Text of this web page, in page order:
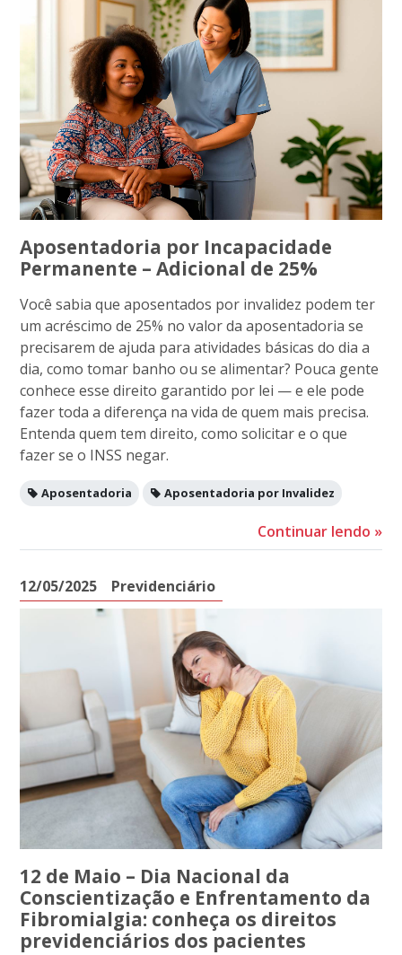
Aposentadoria por Incapacidade
Permanente – Adicional de 25%
Você sabia que aposentados por invalidez podem ter
um acréscimo de 25% no valor da aposentadoria se
precisarem de ajuda para atividades básicas do dia a
dia, como tomar banho ou se alimentar? Pouca gente
conhece esse direito garantido por lei — e ele pode
fazer toda a diferença na vida de quem mais precisa.
Entenda quem tem direito, como solicitar e o que
fazer se o INSS negar.
Aposentadoria Aposentadoria por Invalidez
Continuar lendo »
12/05/2025 Previdenciário
12 de Maio – Dia Nacional da
Conscientização e Enfrentamento da
Fibromialgia: conheça os direitos
previdenciários dos pacientes